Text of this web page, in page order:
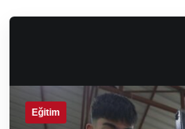
Eğitim